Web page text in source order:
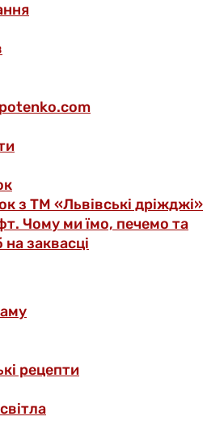
з ТМ «Львівські дріжджі»
Чому ми їмо, печемо та
на заквасці
рецепти